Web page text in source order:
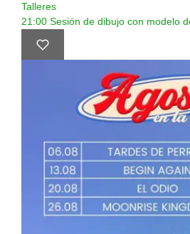
Talleres
21:00 Sesión de dibujo con modelo